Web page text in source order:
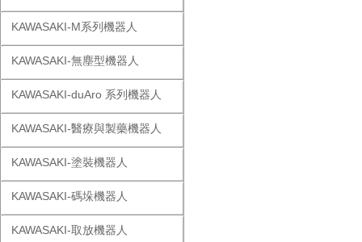
KAWASAKI-M系列機器人
KAWASAKI-無塵型機器人
KAWASAKI-duAro 系列機器人
KAWASAKI-醫療與製藥機器人
KAWASAKI-塗裝機器人
KAWASAKI-碼垛機器人
KAWASAKI-取放機器人